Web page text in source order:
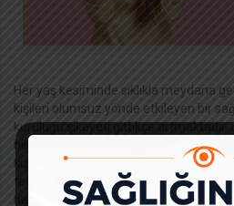
Her yaş kesiminde sıklıkla meydana
kişileri olumsuz yönde etkileyen bir
kuruluğu şikayeti gittikçe artmaktadır.
bilgisayar ve tablet gibi eşyaların çok
kuruluğuna neden olmaktadır. IPL
tedavisi ile infrared maske tedavisi
hastalarımızda uygulanarak yağ